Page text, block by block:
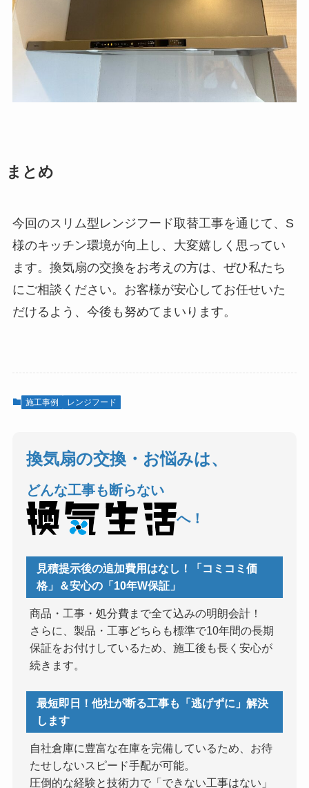
まとめ
今回のスリム型レンジフード取替工事を通じて、S
様のキッチン環境が向上し、大変嬉しく思ってい
ます。換気扇の交換をお考えの方は、ぜひ私たち
にご相談ください。お客様が安心してお任せいた
だけるよう、今後も努めてまいります。
施工事例 レンジフード
換気扇の交換・お悩みは、
どんな工事も断らない
へ！
見積提示後の追加費用はなし！「コミコミ価
格」＆安心の「10年W保証」
商品・工事・処分費まで全て込みの明朗会計！
さらに、製品・工事どちらも標準で10年間の長期
保証をお付けしているため、施工後も長く安心が
続きます。
最短即日！他社が断る工事も「逃げずに」解決
します
自社倉庫に豊富な在庫を完備しているため、お待
たせしないスピード手配が可能。
圧倒的な経験と技術力で「できない工事はない」